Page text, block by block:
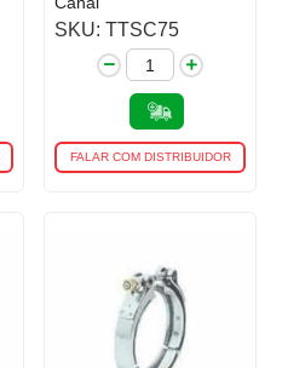
SKU: TTSC75
FALAR COM DISTRIBUIDOR